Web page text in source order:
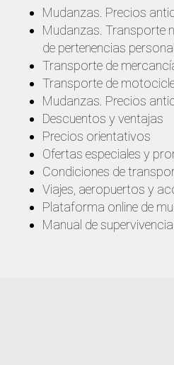
Mudanzas. Precios
Mudanzas. Transporte
de pertenencias
Transporte de
Transporte de
Mudanzas. Precios
Descuentos y ventajas
Precios orientativos
Ofertas especiales y
Condiciones de
Viajes, aeropuertos y
Plataforma online de
Manual de